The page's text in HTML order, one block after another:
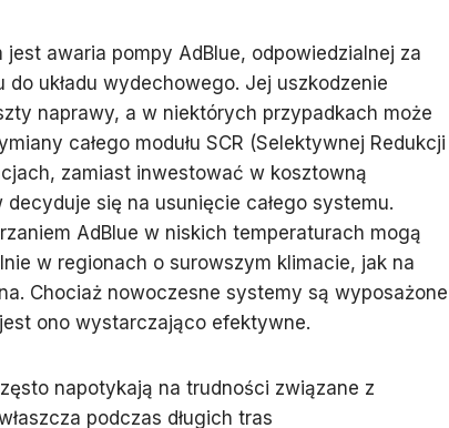
awaria pompy AdBlue, odpowiedzialnej za
do układu wydechowego. Jej uszkodzenie
naprawy, a w niektórych przypadkach może
całego modułu SCR (Selektywnej Redukcji
zamiast inwestować w kosztowną
się na usunięcie całego systemu.
AdBlue w niskich temperaturach mogą
w regionach o surowszym klimacie, jak na
Chociaż nowoczesne systemy są wyposażone
ono wystarczająco efektywne.
napotykają na trudności związane z
podczas długich tras